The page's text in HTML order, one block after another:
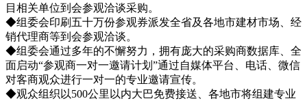
目相关单位到会参观洽谈采购。
◆组委会印刷五十万份参观券派发全省及各地市建材市场、经
销代理商等到会参观洽谈。
◆组委会通过多年的不懈努力，拥有庞大的采购商数据库、全
面启动“参观商一对一邀请计划”通过自媒体平台、电话、微信
对客商观众进行一对一的专业邀请宣传。
◆观众组织以500公里以内大巴免费接送、各地市将组建专业